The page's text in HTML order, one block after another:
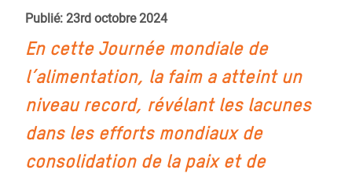
Publié: 23rd octobre 2024
En cette Journée mondiale de
l’alimentation, la faim a atteint un
niveau record, révélant les lacunes
dans les efforts mondiaux de
consolidation de la paix et de